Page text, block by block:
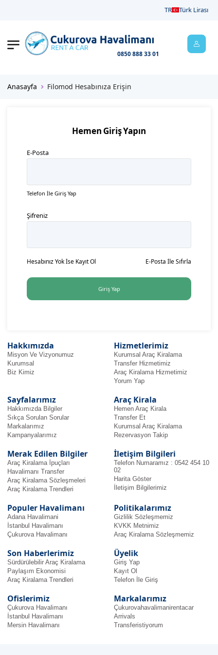
TR Türk Lirası
0850 888 33 01
Anasayfa Filomod Hesabınıza Erişin
Hemen Giriş Yapın
E-Posta
Telefon İle Giriş Yap
Şifreniz
Hesabınız Yok İse Kayıt Ol E-Posta İle Sıfırla
Giriş Yap
Hakkımızda
Misyon Ve Vizyonumuz
Kurumsal
Biz Kimiz
Hizmetlerimiz
Kurumsal Araç Kiralama
Transfer Hizmetimiz
Araç Kiralama Hizmetimiz
Yorum Yap
Sayfalarımız
Hakkımızda Bilgiler
Sıkça Sorulan Sorular
Markalarımız
Kampanyalarımız
Araç Kirala
Hemen Araç Kirala
Transfer Et
Kurumsal Araç Kiralama
Rezervasyon Takip
Merak Edilen Bilgiler
Araç Kiralama İpuçları
Havalimanı Transfer
Araç Kiralama Sözleşmeleri
Araç Kiralama Trendleri
İletişim Bilgileri
Telefon Numaramız : 0542 454 10
02
Harita Göster
İletişim Bilgilerimiz
Populer Havalimanı
Adana Havalimani
İstanbul Havalimanı
Çukurova Havalimanı
Politikalarımız
Gizlilik Sözleşmemiz
KVKK Metnimiz
Araç Kiralama Sözleşmemiz
Son Haberlerimiz
Sürdürülebilir Araç Kiralama
Paylaşım Ekonomisi
Araç Kiralama Trendleri
Üyelik
Giriş Yap
Kayıt Ol
Telefon İle Giriş
Ofislerimiz
Çukurova Havalimanı
İstanbul Havalimanı
Mersin Havalimanı
Markalarımız
Çukurovahavalimanirentacar
Arrivals
Transferistiyorum